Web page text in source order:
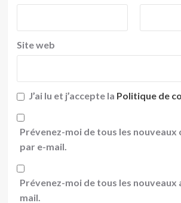
Site web
J’ai lu et j’accepte la Politique de
Prévenez-moi de tous les nouveaux
par e-mail.
Prévenez-moi de tous les nouveaux
mail.